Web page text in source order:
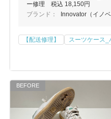
ー修理 税込 18,150円
ブランド：
Innovator（イノベ
【配送修理】 スーツケース_